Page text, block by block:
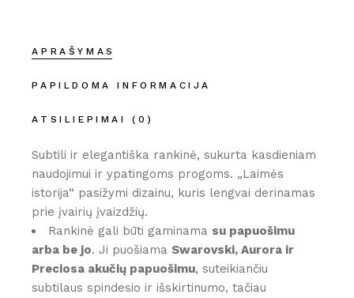
APRAŠYMAS
PAPILDOMA INFORMACIJA
ATSILIEPIMAI (0)
Subtili ir elegantiška rankinė, sukurta kasdieniam
naudojimui ir ypatingoms progoms. „Laimės
istorija“ pasižymi dizainu, kuris lengvai derinamas
prie įvairių įvaizdžių.
Rankinė gali būti gaminama su papuošimu
arba be jo. Ji puošiamaSwarovski, Aurora ir
Preciosa akučių papuošimu, suteikiančiu
subtilaus spindesio ir išskirtinumo, tačiau